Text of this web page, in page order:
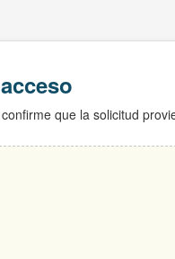
que la solicitud